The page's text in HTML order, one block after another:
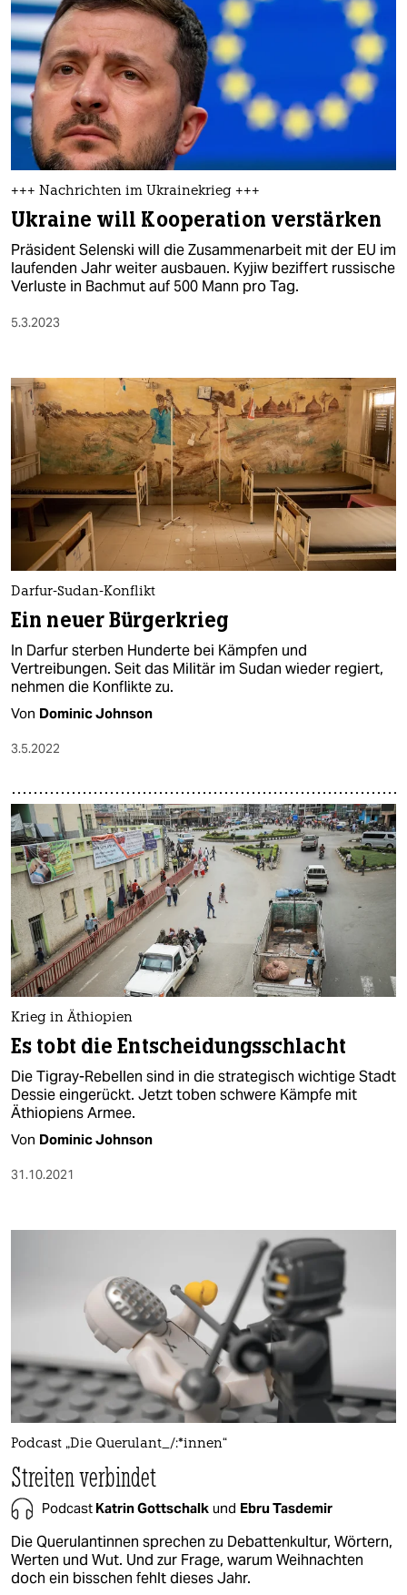
+++ Nachrichten im Ukrainekrieg +++
Ukraine will Kooperation verstärken
Präsident Selenski will die Zusammenarbeit mit der EU im
laufenden Jahr weiter ausbauen. Kyjiw beziffert russische
Verluste in Bachmut auf 500 Mann pro Tag.
5.3.2023
Darfur-Sudan-Konflikt
Ein neuer Bürgerkrieg
In Darfur sterben Hunderte bei Kämpfen und
Vertreibungen. Seit das Militär im Sudan wieder regiert,
nehmen die Konflikte zu.
Von Dominic Johnson
3.5.2022
Krieg in Äthiopien
Es tobt die Entscheidungsschlacht
Die Tigray-Rebellen sind in die strategisch wichtige Stadt
Dessie eingerückt. Jetzt toben schwere Kämpfe mit
Äthiopiens Armee.
Von Dominic Johnson
31.10.2021
Podcast „Die Querulant_/:*innen“
Streiten verbindet
Podcast Katrin Gottschalk und Ebru Tasdemir
Die Querulantinnen sprechen zu Debattenkultur, Wörtern,
Werten und Wut. Und zur Frage, warum Weihnachten
doch ein bisschen fehlt dieses Jahr.